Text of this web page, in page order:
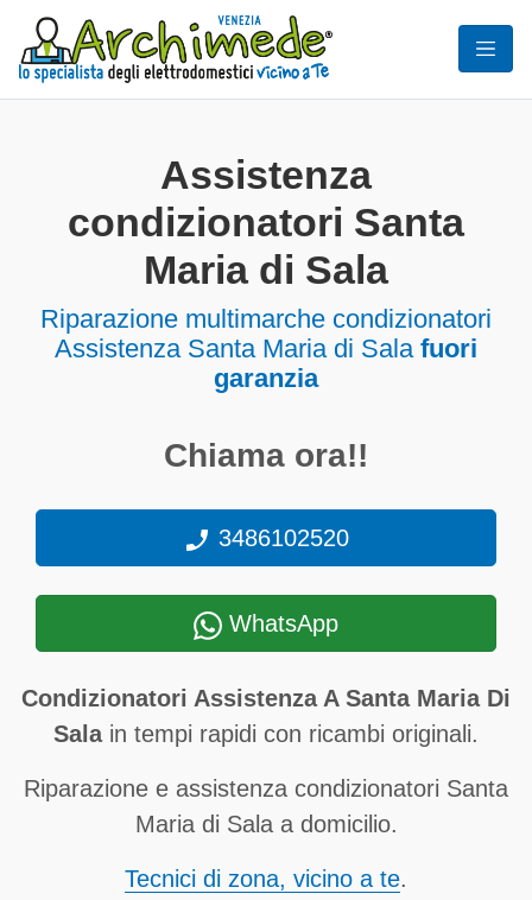
Assistenza
condizionatori Santa
Maria di Sala
Riparazione multimarche condizionatori
Assistenza Santa Maria di Sala fuori
garanzia
Chiama ora!!
3486102520
WhatsApp
Condizionatori Assistenza A Santa Maria Di
Salain tempi rapidi con ricambi originali.
Riparazione e assistenza condizionatori Santa
Maria di Sala a domicilio.
Tecnici di zona, vicino a te.